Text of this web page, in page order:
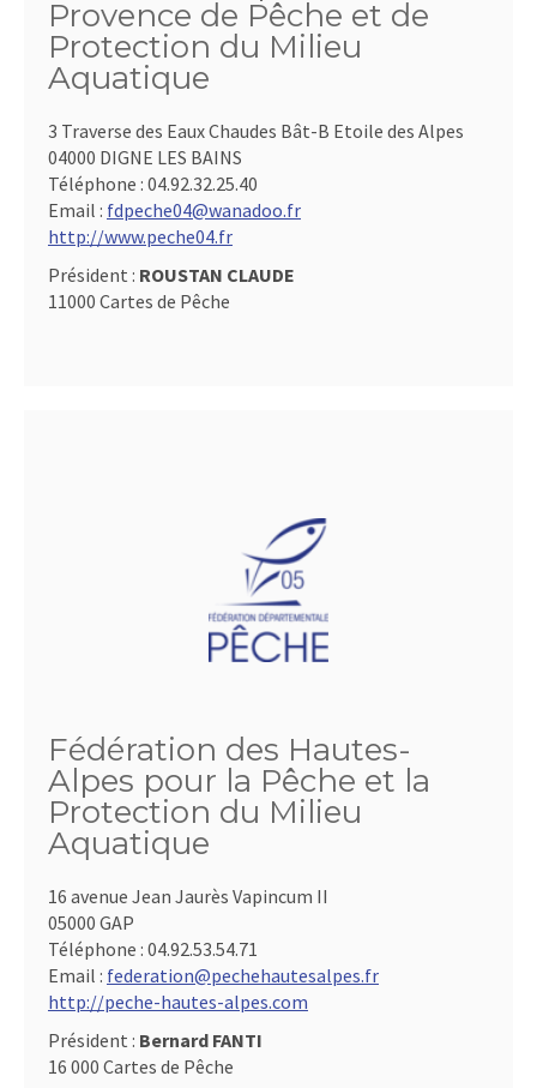
Provence de Pêche et de
Protection du Milieu
Aquatique
3 Traverse des Eaux Chaudes Bât-B Etoile des Alpes
04000 DIGNE LES BAINS
Téléphone : 04.92.32.25.40
Email : fdpeche04@wanadoo.fr
http://www.peche04.fr
Président : ROUSTAN CLAUDE
11000 Cartes de Pêche
Fédération des Hautes-
Alpes pour la Pêche et la
Protection du Milieu
Aquatique
16 avenue Jean Jaurès Vapincum II
05000 GAP
Téléphone : 04.92.53.54.71
Email : federation@pechehautesalpes.fr
http://peche-hautes-alpes.com
Président : Bernard FANTI
16 000 Cartes de Pêche